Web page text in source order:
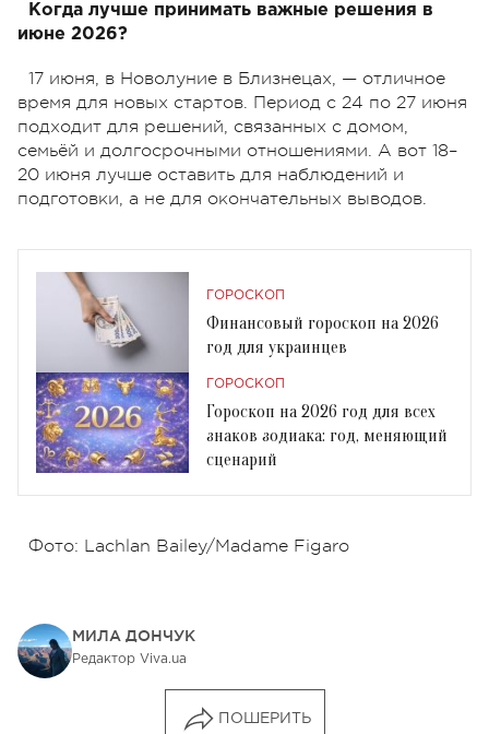
Когда лучше принимать важные решения в
июне 2026?
17 июня, в Новолуние в Близнецах, — отличное
время для новых стартов. Период с 24 по 27 июня
подходит для решений, связанных с домом,
семьёй и долгосрочными отношениями. А вот 18–
20 июня лучше оставить для наблюдений и
подготовки, а не для окончательных выводов.
ГОРОСКОП
Финансовый гороскоп на 2026
год для украинцев
ГОРОСКОП
Гороскоп на 2026 год для всех
знаков зодиака: год, меняющий
сценарий
Фото: Lachlan Bailey/Madame Figaro
МИЛА ДОНЧУК
Редактор Viva.ua
ПОШЕРИТЬ